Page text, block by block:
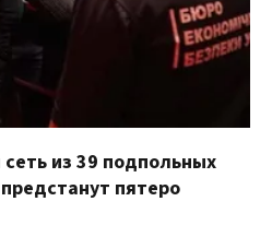
из 39 подпольных
пятеро